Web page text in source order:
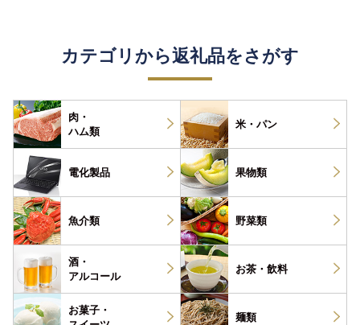
カテゴリから返礼品をさがす
肉・
ハム類
米・パン
電化製品 果物類
魚介類 野菜類
酒・
アルコール
お茶・ 飲料
お菓子・
麺類